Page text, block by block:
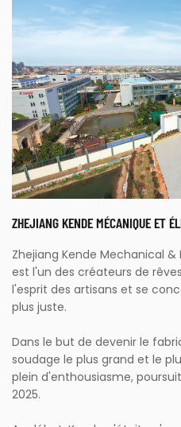
ZHEJIANG KENDE MÉCANIQUE ET
Zhejiang Kende Mechanical &
est l'un des créateurs de
l'esprit des artisans et se
plus juste.
Dans le but de devenir le
soudage le plus grand et le
plein d'enthousiasme,
2025.